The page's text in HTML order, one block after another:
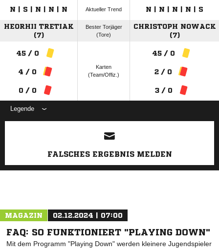
N | S | N | N | N Aktueller Trend N | N | N | N | S
HEORHII TRETIAK
(7)
Bester Torjäger
(Tore)
CHRISTOPH NOWACK
(7)
45 / 0
4 / 0
0 / 0
Karten
(Team/Offiz.)
45 / 0
2 / 0
3 / 0
Legende
ANZEIGE
FALSCHES ERGEBNIS MELDEN
MAGAZIN 02.12.2024 | 07:00
FAQ: SO FUNKTIONIERT "PLAYING DOWN"
Mit dem Programm "Playing Down" werden kleinere Jugendspieler